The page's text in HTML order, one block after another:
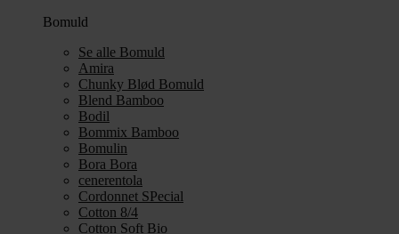
Bomuld
Se alle Bomuld
Amira
Chunky Blød Bomuld
Blend Bamboo
Bodil
Bommix Bamboo
Bomulin
Bora Bora
cenerentola
Cordonnet SPecial
Cotton 8/4
Cotton Soft Bio